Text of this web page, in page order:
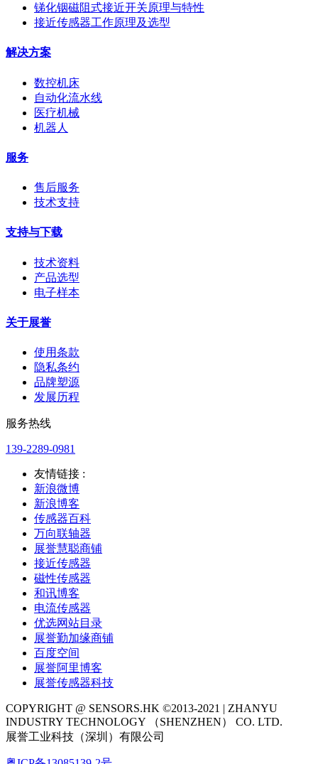
锑化铟磁阻式接近开关原理与特性
接近传感器工作原理及选型
解决方案
数控机床
自动化流水线
医疗机械
机器人
服务
售后服务
技术支持
支持与下载
技术资料
产品选型
电子样本
关于展誉
使用条款
隐私条约
品牌塑源
发展历程
服务热线
139-2289-0981
友情链接 :
新浪微博
新浪博客
传感器百科
万向联轴器
展誉慧聪商铺
接近传感器
磁性传感器
和讯博客
电流传感器
优选网站目录
展誉勤加缘商铺
百度空间
展誉阿里博客
展誉传感器科技
COPYRIGHT @ SENSORS.HK ©2013-2021 | ZHANYU
INDUSTRY TECHNOLOGY （SHENZHEN） CO. LTD.
展誉工业科技（深圳）有限公司